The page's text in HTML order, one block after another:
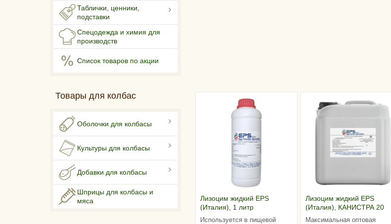
Таблички, ценники,
подставки
Спецодежда и химия для
производств
Список товаров по акции
Товары для колбас
Оболочки для колбасы
Культуры для колбасы
Добавки для колбасы
Шприцы для колбасы и
мяса
Лизоцим жидкий EPS
(Италия), 1 литр
Используется в пищевой
Лизоцим жидкий EPS
(Италия), КАНИСТРА 20
литров
Максимальная оптовая